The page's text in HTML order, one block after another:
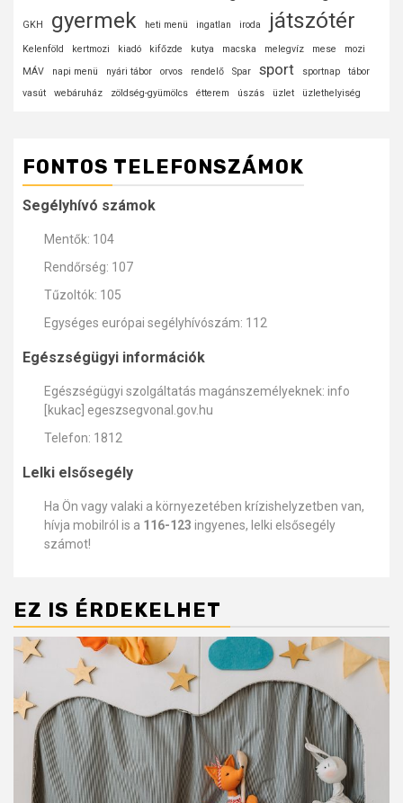
GKH gyermek heti menü ingatlan iroda játszótér
Kelenföld kertmozi kiadó kifőzde kutya macska melegvíz mese
mozi
MÁV
napi menü nyári tábor orvos rendelő Spar sport sportnap
tábor
vasút
webáruház zöldség-gyümölcs étterem úszás üzlet üzlethelyiség
FONTOS TELEFONSZÁMOK
Segélyhívó számok
Mentők: 104
Rendőrség: 107
Tűzoltók: 105
Egységes európai segélyhívószám: 112
Egészségügyi információk
Egészségügyi szolgáltatás magánszemélyeknek: info
[kukac] egeszsegvonal.gov.hu
Telefon: 1812
Lelki elsősegély
Ha Ön vagy valaki a környezetében krízishelyzetben van,
hívja mobilról is a 116-123 ingyenes, lelki elsősegély
számot!
EZ IS ÉRDEKELHET